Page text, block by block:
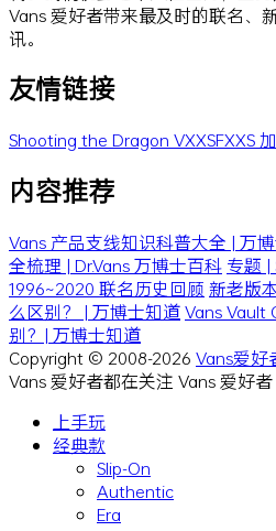
Vans 爱好者带来最及时的联名、
讯。
友情链接
Shooting the Dragon VXXSFXXS
内容推荐
Vans 产品支线知识科普大全 | 万
全梳理 | Dr.Vans 万博士百科 专题 |
1996~2020 联名历史回顾 新老版
么区别？ | 万博士知道Vans Vault
别？| 万博士知道
Copyright © 2008-2026 Vans爱好
Vans 爱好者都在关注 Vans 爱好者
上手玩
经典款
Slip-On
Authentic
Era